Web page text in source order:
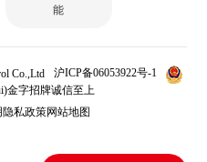
能
Co.,Ltd
沪ICP备06053922号-1
金字招牌诚信至上
隐私政策网站地图